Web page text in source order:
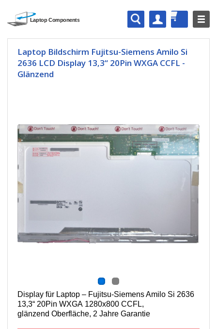
Laptop Bildschirm Fujitsu-Siemens Amilo Si
2636 LCD Display 13,3“ 20Pin WXGA CCFL -
Glänzend
Display für Laptop – Fujitsu-Siemens Amilo Si 2636
13,3“ 20Pin WXGA 1280x800 CCFL,
g länzend Oberfläche, 2 Jahre Garantie